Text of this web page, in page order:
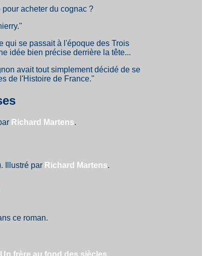
acheter du cognac ?
qui se passait à l'époque des Trois
idée bien précise derrière la tête...
avait tout simplement décidé de se
de l'Histoire de France."
Richard Martens.
Illustré par Richard Martens.
ce roman.